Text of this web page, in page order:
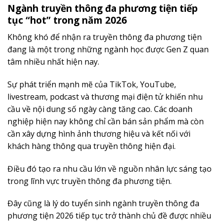
Ngành truyền thông đa phương tiện tiếp
tục “hot” trong năm 2026
Không khó để nhận ra truyền thông đa phương tiện
đang là một trong những ngành học được Gen Z quan
tâm nhiều nhất hiện nay.
Sự phát triển mạnh mẽ của TikTok, YouTube,
livestream, podcast và thương mại điện tử khiến nhu
cầu về nội dung số ngày càng tăng cao. Các doanh
nghiệp hiện nay không chỉ cần bán sản phẩm mà còn
cần xây dựng hình ảnh thương hiệu và kết nối với
khách hàng thông qua truyền thông hiện đại.
Điều đó tạo ra nhu cầu lớn về nguồn nhân lực sáng tạo
trong lĩnh vực truyền thông đa phương tiện.
Đây cũng là lý do tuyển sinh ngành truyền thông đa
phương tiện 2026 tiếp tục trở thành chủ đề được nhiều